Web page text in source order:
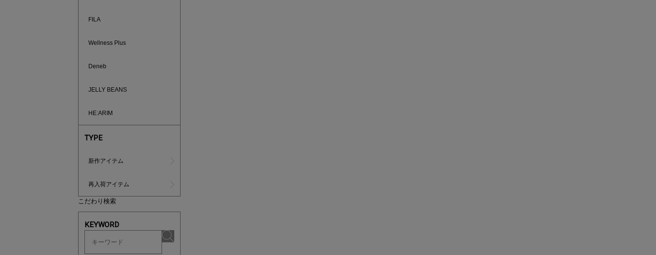
FILA
Wellness Plus
Deneb
JELLY BEANS
HE:ARIM
TYPE
新作アイテム
再入荷アイテム
こだわり検索
KEYWORD